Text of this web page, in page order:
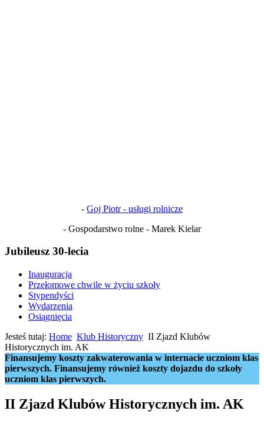
- Goj Piotr - usługi rolnicze
- Gospodarstwo rolne - Marek Kielar
Jubileusz 30-lecia
Inauguracja
Przełomowe chwile w życiu szkoły
Stypendyści
Wydarzenia
Osiągnięcia
Jesteś tutaj: Home Klub Historyczny II Zjazd Klubów
Historycznych im. AK
Finansujemy koszty zakwaterowania w internacie uczniom klas
pierwszych. Finansujemy również koszty dojazdu do szkoły
uczniom klas pierwszych.
II Zjazd Klubów Historycznych im. AK